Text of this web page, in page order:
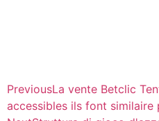
PreviousLa vente Betclic
accessibles ils font similaire